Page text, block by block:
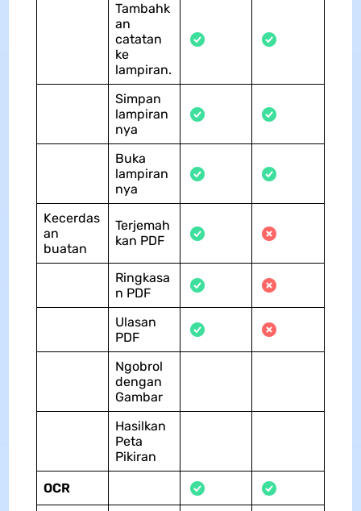
Tambahk
an
catatan
ke
lampiran.
Simpan
lampiran
nya
Buka
lampiran
nya
Kecerdas
an
buatan
Terjemah
kan PDF
Ringkasa
n PDF
Ulasan
PDF
Ngobrol
dengan
Gambar
Hasilkan
Peta
Pikiran
OCR